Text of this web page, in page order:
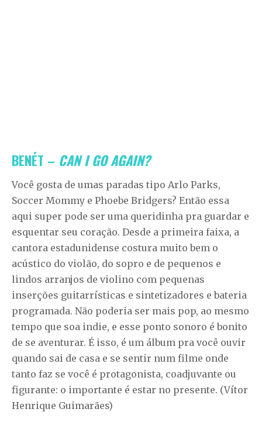
BENÉT – CAN I GO AGAIN?
Você gosta de umas paradas tipo Arlo Parks,
Soccer Mommy e Phoebe Bridgers? Então essa
aqui super pode ser uma queridinha pra guardar e
esquentar seu coração. Desde a primeira faixa, a
cantora estadunidense costura muito bem o
acústico do violão, do sopro e de pequenos e
lindos arranjos de violino com pequenas
inserções guitarrísticas e sintetizadores e bateria
programada. Não poderia ser mais pop, ao mesmo
tempo que soa indie, e esse ponto sonoro é bonito
de se aventurar. É isso, é um álbum pra você ouvir
quando sai de casa e se sentir num filme onde
tanto faz se você é protagonista, coadjuvante ou
figurante: o importante é estar no presente. (Vítor
Henrique Guimarães)